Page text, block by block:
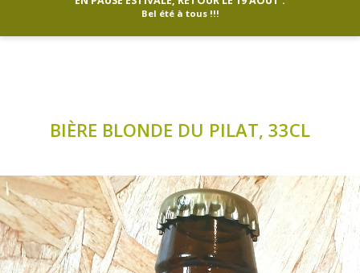
Bel été à tous !!!
BIÈRE BLONDE DU PILAT, 33CL